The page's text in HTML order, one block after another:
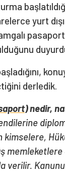
yurt
derledik.
) nedir,
verilir.